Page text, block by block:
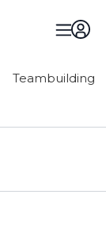
Teambuilding